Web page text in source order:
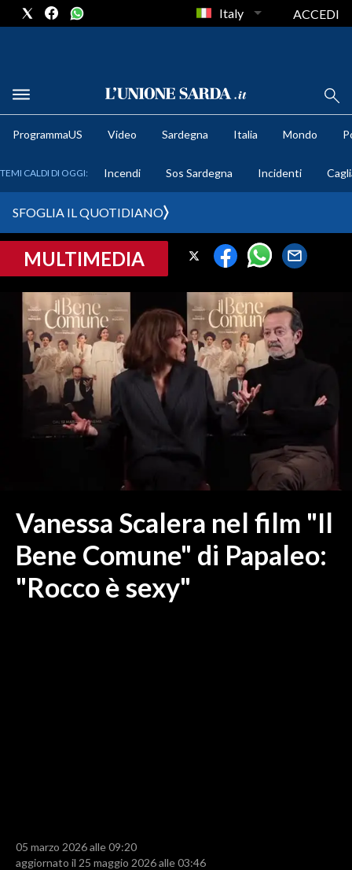
METEO
CRONACA SARDEGNA
PROVINCIA DI CAGLIARI
SULCIS IGLESIENTE
MEDIO CAMPIDANO
ORISTANO E PROVINCIA
SASSARI E PROVINCIA
ITALIA
MONDO
RISULTATI E CLASSIFICHE
Italy ACCEDI
ProgrammaUS Video Sardegna Italia Mondo
TEMI CALDI DI OGGI: Incendi Sos Sardegna Incidenti
SFOGLIA IL QUOTIDIANO
MULTIMEDIA
Vanessa Scalera nel film "Il
Bene Comune" di Papaleo:
"Rocco è sexy"
05 marzo 2026 alle 09:20
aggiornato il 25 maggio 2026 alle 03:46